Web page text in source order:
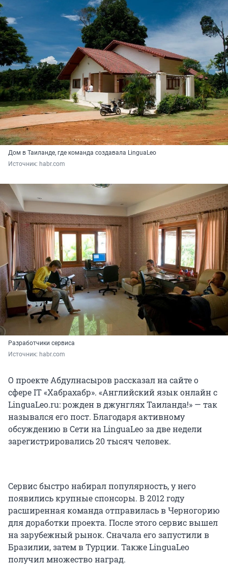
Дом в Таиланде, где команда создавала LinguaLeo
Источник: habr.com
Разработчики сервиса
Источник: habr.com
О проекте Абдулнасыров рассказал на сайте о
сфере IT «Хабрахабр». «Английский язык онлайн с
LinguaLeo.ru: рожден в джунглях Таиланда!» — так
назывался его пост. Благодаря активному
обсуждению в Сети на LinguaLeo за две недели
зарегистрировались 20 тысяч человек.
Сервис быстро набирал популярность, у него
появились крупные спонсоры. В 2012 году
расширенная команда отправилась в Черногорию
для доработки проекта. После этого сервис вышел
на зарубежный рынок. Сначала его запустили в
Бразилии, затем в Турции. Также LinguaLeo
получил множество наград.